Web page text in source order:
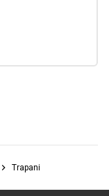
Trapani